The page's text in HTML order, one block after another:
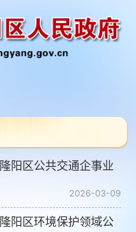
隆阳区公共交通企事业
2026-03-09
隆阳区环境保护领域公